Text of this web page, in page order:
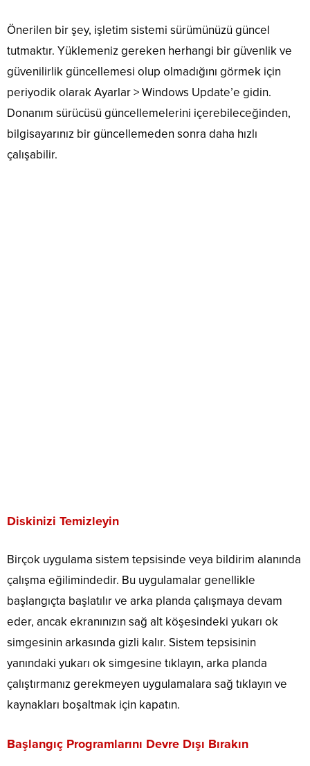
Önerilen bir şey, işletim sistemi sürümünüzü güncel
tutmaktır. Yüklemeniz gereken herhangi bir güvenlik ve
güvenilirlik güncellemesi olup olmadığını görmek için
periyodik olarak Ayarlar > Windows Update’e gidin.
Donanım sürücüsü güncellemelerini içerebileceğinden,
bilgisayarınız bir güncellemeden sonra daha hızlı
çalışabilir.
Diskinizi Temizleyin
Birçok uygulama sistem tepsisinde veya bildirim alanında
çalışma eğilimindedir. Bu uygulamalar genellikle
başlangıçta başlatılır ve arka planda çalışmaya devam
eder, ancak ekranınızın sağ alt köşesindeki yukarı ok
simgesinin arkasında gizli kalır. Sistem tepsisinin
yanındaki yukarı ok simgesine tıklayın, arka planda
çalıştırmanız gerekmeyen uygulamalara sağ tıklayın ve
kaynakları boşaltmak için kapatın.
Başlangıç ​​Programlarını Devre Dışı Bırakın